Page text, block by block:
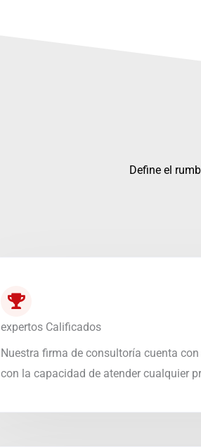
Define el
expertos Calificados
Nuestra firma de consultoría cuenta
con la capacidad de atender cualquier